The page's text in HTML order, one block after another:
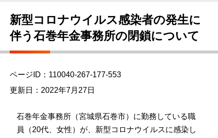
新型コロナウイルス感染者の発生に
伴う石巻年金事務所の閉鎖について
ページID：110040-267-177-553
更新日：2022年7月27日
石巻年金事務所（宮城県石巻市）に勤務している職
員（20代、女性）が、新型コロナウイルスに感染し